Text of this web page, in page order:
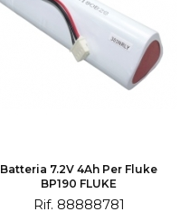
Batteria 7.2V 4Ah Per Fluke
BP190 FLUKE
Rif. 88888781